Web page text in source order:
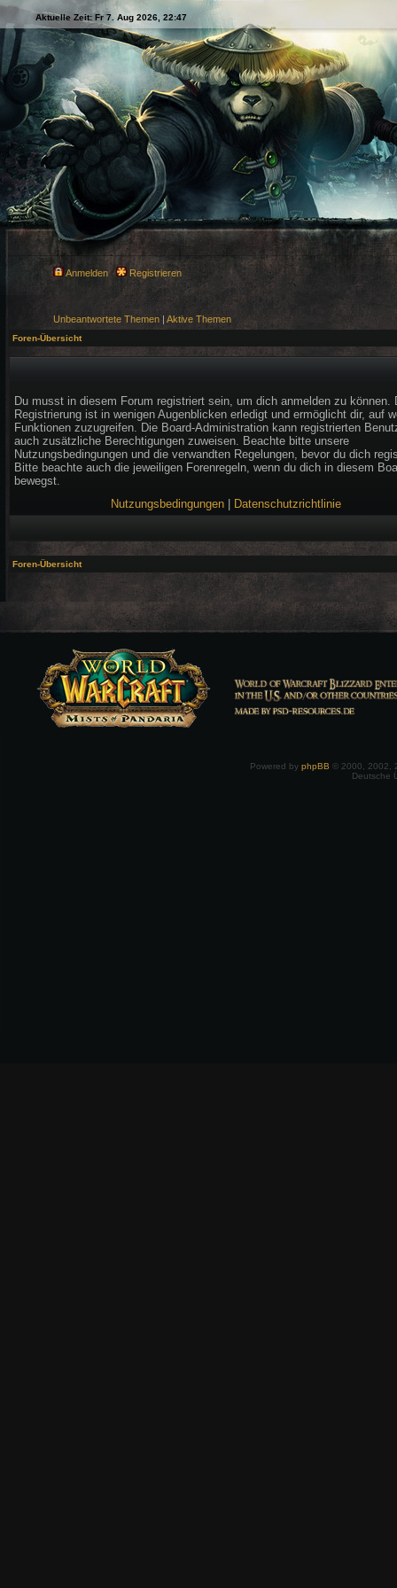
Aktuelle Zeit: Fr 7. Aug 2026, 22:47
Anmelden Registrieren
Unbeantwortete Themen | Aktive Themen
Foren-Übersicht
Du musst in diesem Forum registriert sein, um dich anmelden zu können.
Registrierung ist in wenigen Augenblicken erledigt und ermöglicht dir, auf
Funktionen zuzugreifen. Die Board-Administration kann registrierten
auch zusätzliche Berechtigungen zuweisen. Beachte bitte unsere
Nutzungsbedingungen und die verwandten Regelungen, bevor du dich
Bitte beachte auch die jeweiligen Forenregeln, wenn du dich in diesem
bewegst.
Nutzungsbedingungen
Datenschutzrichtlinie
Foren-Übersicht
Powered by phpBB © 2000, 2002,
Deutsche